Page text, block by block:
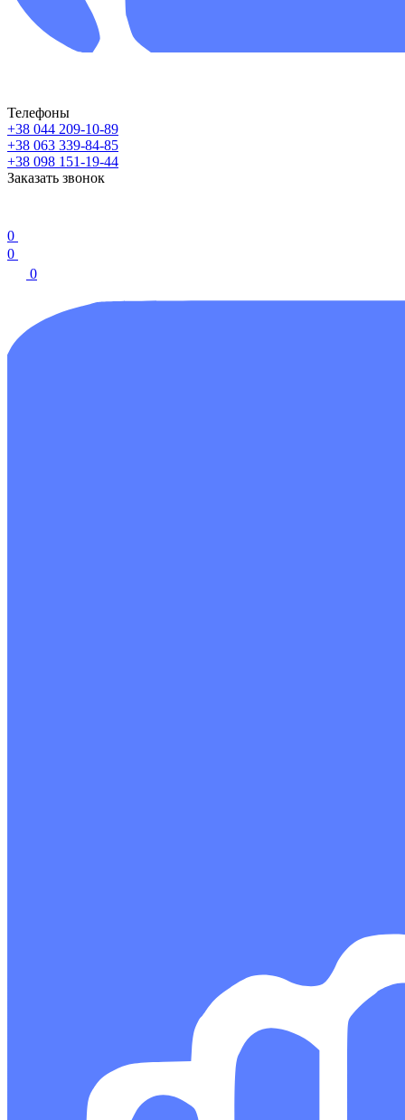
Телефоны
+38 044 209-10-89
+38 063 339-84-85
+38 098 151-19-44
Заказать звонок
0
0
0